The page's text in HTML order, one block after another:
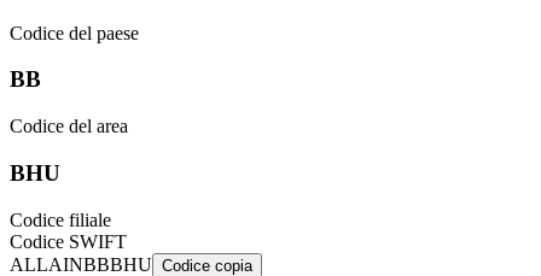
Codice del paese
BB
Codice del area
BHU
Codice filiale
Codice SWIFT
ALLAINBBBHU Codice copia